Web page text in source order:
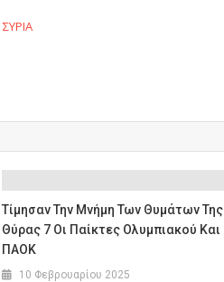
ΣΥΡΙΑ
Τίμησαν Την Μνήμη Των Θυμάτων Της
Θύρας 7 Οι Παίκτες Ολυμπιακού Και
ΠΑΟΚ
10 Φεβρουαρίου 2025